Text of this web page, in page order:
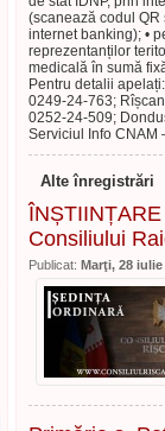
(scanează codul
internet banking); •
reprezentanților
medicală în sumă
Pentru detalii
0249-24-763;
0252-24-509;
Serviciul Info CNAM
Alte înregistrări
Consiliului
Publicat: Marţi, 28 iulie